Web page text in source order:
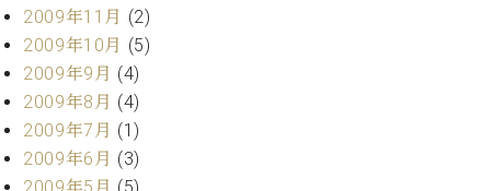
2009年11月 (2)
2009年10月 (5)
2009年9月 (4)
2009年8月 (4)
2009年7月 (1)
2009年6月 (3)